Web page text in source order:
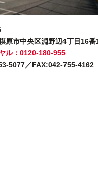
原市中央区淵野辺4丁目16番
ル：0120-180-955
5077／FAX:042-755-4162